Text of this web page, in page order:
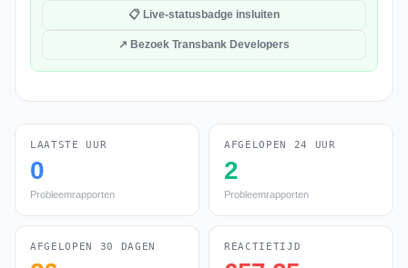
📋 Live-statusbadge insluiten
↗ Bezoek Transbank Developers
LAATSTE UUR
0
Probleemrapporten
AFGELOPEN 24 UUR
2
Probleemrapporten
AFGELOPEN 30 DAGEN REACTIETIJD